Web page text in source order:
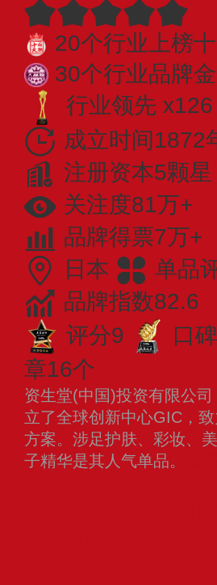
20个行业上榜
30个行业品牌
行业领先 x126
成立时间1872
注册资本5颗星
关注度81万+
品牌得票7万+
日本
单品
品牌指数82.6
评分9
口
章16个
资生堂(中国)投资有限公
立了全球创新中心GIC，
方案。涉足护肤、彩妆、
子精华是其人气单品。